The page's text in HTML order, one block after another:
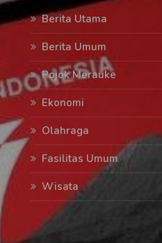
Berita Utama
Berita Umum
Pojok Merauke
Ekonomi
Olahraga
Fasilitas Umum
Wisata